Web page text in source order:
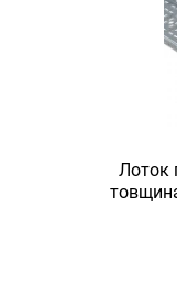
Лоток